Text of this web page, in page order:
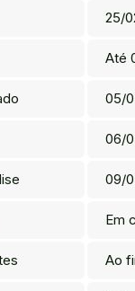
25/
Até
05/
06/
09/
Em
Ao